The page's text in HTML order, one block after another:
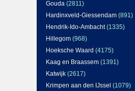
Gouda (2811)
Hardinxveld-Giessendam (891)
Hendrik-Ido-Ambacht(1335)
Hillegom (968)
Hoeksche Waard (4175)
Kaag en Braassem (1391)
Katwijk (2617)
Krimpen aan den IJssel (1079)